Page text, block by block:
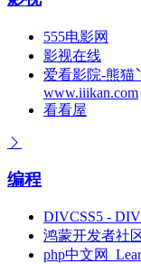
555电影网
影视在线
爱看影院-熊猫
www.iiikan.com
看看屋
编程
DIVCSS5 -
鸿蒙开发者社
php中文网